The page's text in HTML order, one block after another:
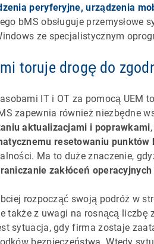
peryferyjne, urządzenia
bMS obsługuje przemysłowe
ze specjalistycznym
toruje drogę do
IT i OT za pomocą UEM
zapewnia również niezbędne
aktualizacjami i poprawkami
resetowaniu punktów
Ma to duże znaczenie,
zakłóceń
rozpocząć swoją podróż w
także z uwagi na rosnącą liczbę
sytuacja, gdy firma zostaje